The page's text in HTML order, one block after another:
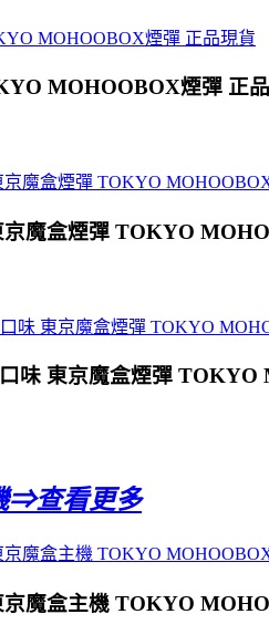
MOHOOBOX煙彈 正
京魔盒煙彈 TOKYO
味 東京魔盒煙彈
⇒查看更多
京魔盒主機 TOKYO